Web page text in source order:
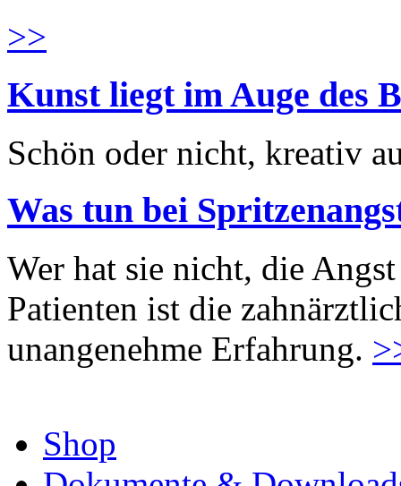
>>
Kunst liegt im Auge des
Schön oder nicht, kreativ
Was tun bei
Wer hat sie nicht, die
Patienten ist die
unangenehme Erfahrung.
Shop